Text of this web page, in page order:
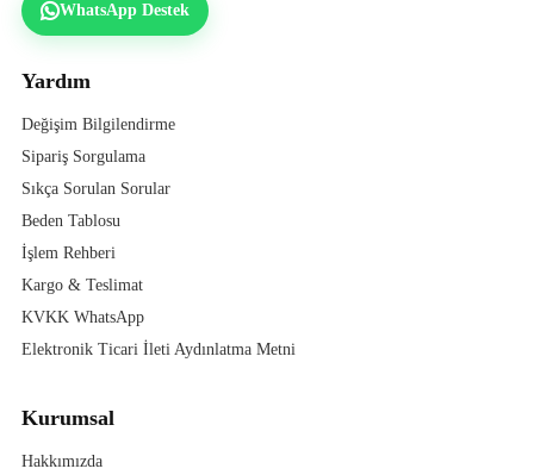
WhatsApp Destek
Yardım
Değişim Bilgilendirme
Sipariş Sorgulama
Sıkça Sorulan Sorular
Beden Tablosu
İşlem Rehberi
Kargo & Teslimat
KVKK WhatsApp
Elektronik Ticari İleti Aydınlatma Metni
Kurumsal
Hakkımızda